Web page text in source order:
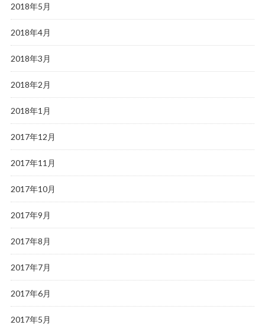
2018年5月
2018年4月
2018年3月
2018年2月
2018年1月
2017年12月
2017年11月
2017年10月
2017年9月
2017年8月
2017年7月
2017年6月
2017年5月